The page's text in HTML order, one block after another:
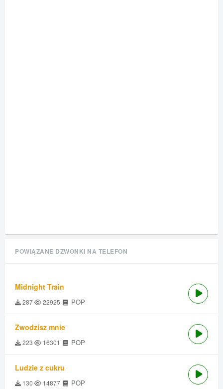
POWIĄZANE DZWONKI NA TELEFON
Midnight Train
287 22925 POP
Zwodzisz mnie
223 16301 POP
Ludzie z cukru
130 14877 POP